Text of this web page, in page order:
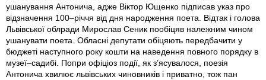
ушанування Антонича, адже Віктор Ющенко підписав указ про
відзначення 100–річчя від дня народження поета. Відтак і голова
Львівської облради Мирослав Сеник пообіцяв належним чином
ушанувати поета. Обласні депутати обіцяють передбачити у
бюджеті наступного року кошти на наведення повного порядку в
музеї–садибі. Попри офіціоз події, як з’ясувалося, поезія
Антонича хвилює львівських чиновників і приватно, тож пан